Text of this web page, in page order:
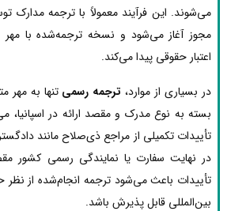
می‌شوند. این فرآیند معمولاً با ترجمه مدارک
مجوز آغاز می‌شود و نسخه ترجمه‌شده با
اعتبار حقوقی پیدا می‌کند.
در بسیاری از موارد، ترجمه رسمی تنها به
بسته به نوع مدرک و مقصد ارائه در اسپانیا،
تأییدات تکمیلی از مراجع ذی‌صلاح مانند
در نهایت سفارت یا نمایندگی رسمی کشور
تأییدات باعث می‌شود ترجمه انجام‌شده از
بین‌المللی قابل پذیرش باشد.